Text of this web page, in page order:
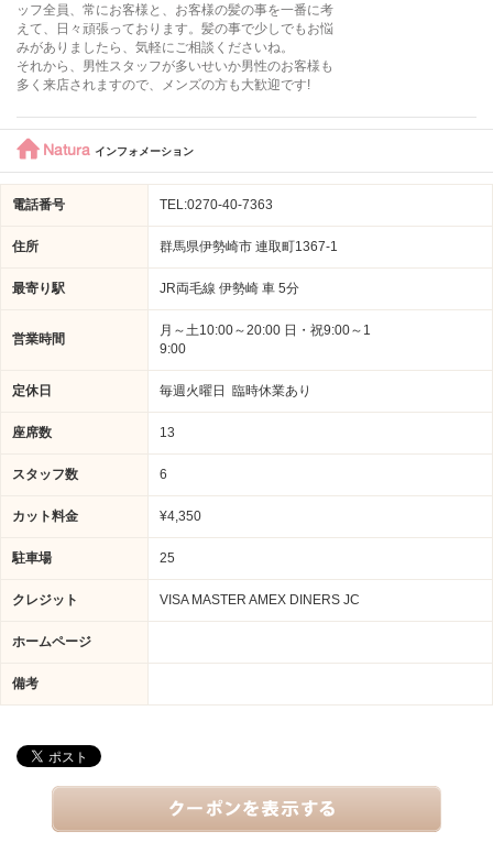
ッフ全員、常にお客様と、お客様の髪の事を一番に考
えて、日々頑張っております。髪の事で少しでもお悩
みがありましたら、気軽にご相談くださいね。
それから、男性スタッフが多いせいか男性のお客様も
多く来店されますので、メンズの方も大歓迎です!
Natura インフォメーション
電話番号 TEL:0270-40-7363
住所 群馬県伊勢崎市 連取町1367-1
最寄り駅 JR両毛線 伊勢崎 車 5分
営業時間
月～土10:00～20:00 日・祝9:00～1
9:00
定休日 毎週火曜日 臨時休業あり
座席数 13
スタッフ数 6
カット料金 ¥4,350
駐車場 25
クレジット VISA MASTER AMEX DINERS JC
ホームページ
備考